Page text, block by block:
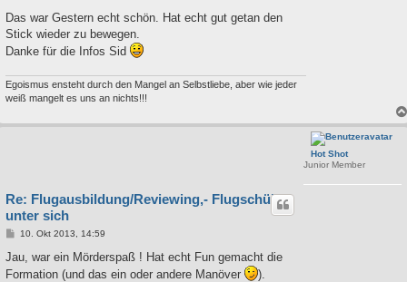
i
r
a
g
Das war Gestern echt schön. Hat echt gut getan den
Stick wieder zu bewegen.
Danke für die Infos Sid
Egoismus ensteht durch den Mangel an Selbstliebe, aber wie jeder
weiß mangelt es uns an nichts!!!
Hot Shot
Junior Member
Re: Flugausbildung/Reviewing,- Flugschüler
unter sich
B
i
r
10. Okt 2013, 14:59
Jau, war ein Mörderspaß ! Hat echt Fun gemacht die
Formation (und das ein oder andere Manöver
).